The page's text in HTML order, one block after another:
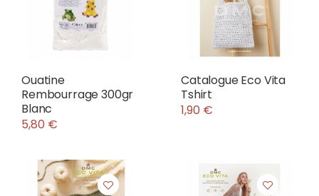
Ouatine
Rembourrage 300gr
Blanc
5,80 €
Catalogue Eco Vita
Tshirt
1,90 €